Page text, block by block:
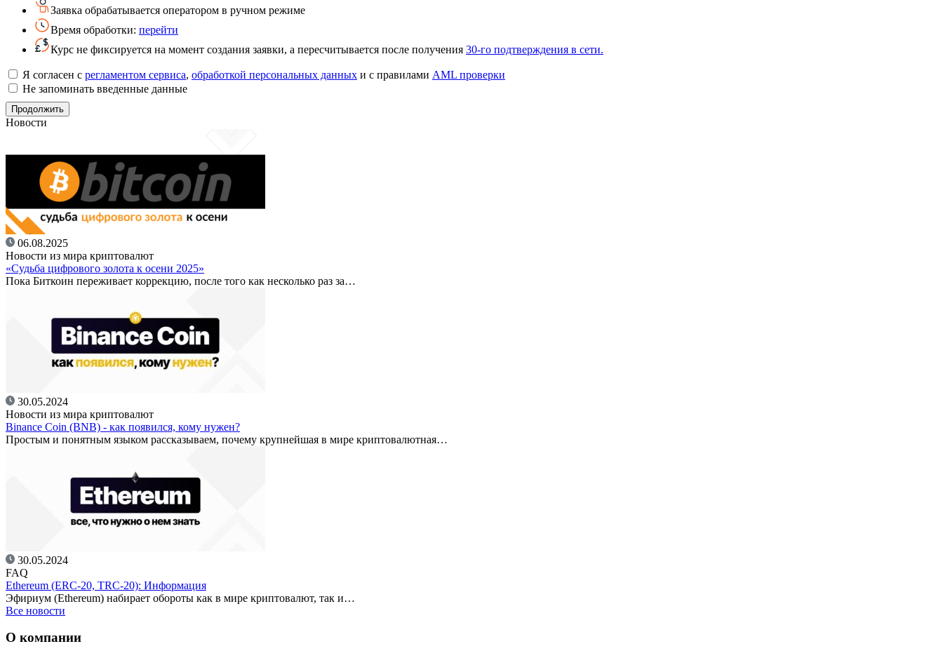
Заявка обрабатывается оператором в ручном режиме
Время обработки: перейти
Курс не фиксируется на момент создания заявки, а пересчитывается после получения 30-го подтверждения в сети.
Я согласен с регламентом сервиса, обработкой персональных данных и с правилами AML проверки
Не запоминать введенные данные
Новости
06.08.2025
Новости из мира криптовалют
«Судьба цифрового золота к осени 2025»
Пока Биткоин переживает коррекцию, после того как несколько раз за…
30.05.2024
Новости из мира криптовалют
Binance Coin (BNB) - как появился, кому нужен?
Простым и понятным языком рассказываем, почему крупнейшая в мире криптовалютная…
30.05.2024
FAQ
Ethereum (ERC-20, TRC-20): Информация
Эфириум (Ethereum) набирает обороты как в мире криптовалют, так и…
Все новости
О компании